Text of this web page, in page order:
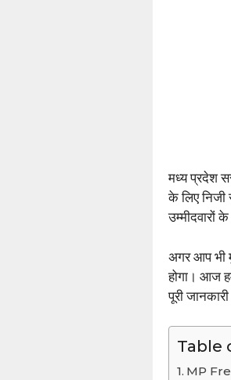
मध्य प्रदेश
के लिए निजी
उम्मीदवारों
अगर आप भी
होगा। आज
पूरी
Table
MP